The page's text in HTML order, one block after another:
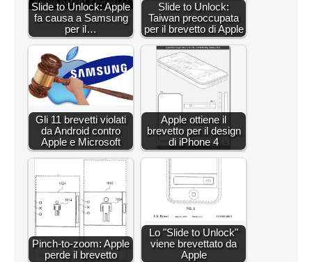
Slide to Unlock: Apple
fa causa a Samsung
per il…
Slide to Unlock:
Taiwan preoccupata
per il brevetto di Apple
Gli 11 brevetti violati
da Android contro
Apple e Microsoft
Apple ottiene il
brevetto per il design
di iPhone 4
Pinch-to-zoom: Apple
perde il brevetto
Lo "Slide to Unlock"
viene brevettato da
Apple